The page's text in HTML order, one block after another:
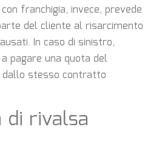
franchigia, invece, prevede
del cliente al risarcimento
In caso di sinistro,
pagare una quota del
stesso contratto
di rivalsa